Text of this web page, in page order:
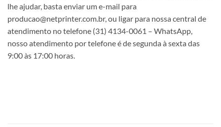
lhe ajudar, basta enviar um e-mail para
producao@netprinter.com.br, ou ligar para nossa central de
atendimento no telefone (31) 4134-0061 – WhatsApp,
nosso atendimento por telefone é de segunda à sexta das
9:00 às 17:00 horas.